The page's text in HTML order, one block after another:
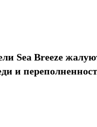
Sea Breeze
и